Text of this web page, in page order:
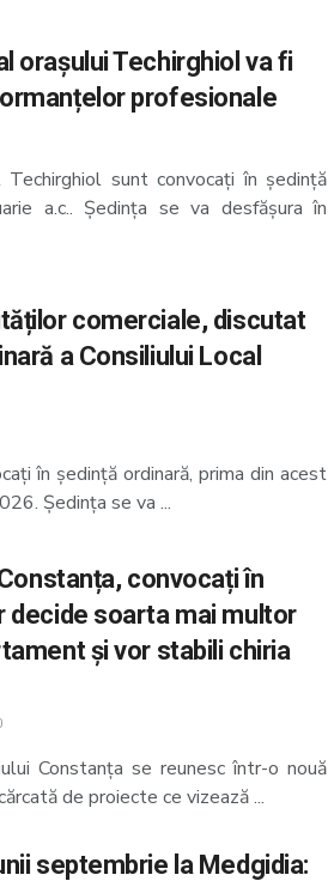
orașului Techirghiol va fi
profesionale
sunt convocați în ședință
a.c.. Ședința se va desfășura în
comerciale, discutat
a Consiliului Local
în ședință ordinară, prima din acest
Ședința se va ...
convocați în
decide soarta mai multor
și vor stabili chiria
Constanța se reunesc într-o nouă
de proiecte ce vizează ...
septembrie la Medgidia: